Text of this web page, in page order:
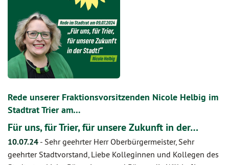
Rede unserer Fraktionsvorsitzenden Nicole Helbig im
Stadtrat Trier am…
Für uns, für Trier, für unsere Zukunft in der…
10.07.24 - Sehr geehrter Herr Oberbürgermeister, Sehr
geehrter Stadtvorstand, Liebe Kolleginnen und Kollegen des